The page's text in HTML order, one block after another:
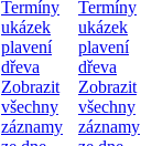
Termíny
ukázek
plavení
dřeva
Zobrazit
všechny
záznamy
Termíny
ukázek
plavení
dřeva
Zobrazit
všechny
záznamy